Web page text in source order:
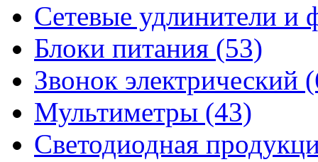
Сетевые удлинители и
Блоки питания (53)
Звонок электрический
Мультиметры (43)
Светодиодная